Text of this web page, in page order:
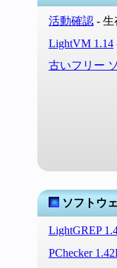
活動確認- 生
LightVM 1.14
古いフリー
ソフトウェ
LightGREP
PChecker